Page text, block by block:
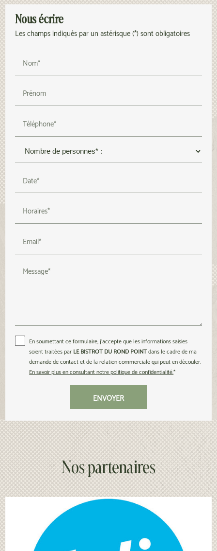
Nous écrire
Les champs indiqués par un astérisque (*) sont obligatoires
Nom*
Prénom
Téléphone*
Date*
Horaires*
Email*
Message*
En soumettant ce formulaire, j'accepte que les informations saisies
soient traitées parLE BISTROT DU ROND POINTdans le cadre de ma
demande de contact et de la relation commerciale qui peut en découler.
En savoir plus en consultant notre politique de confidentialité.*
Nos partenaires